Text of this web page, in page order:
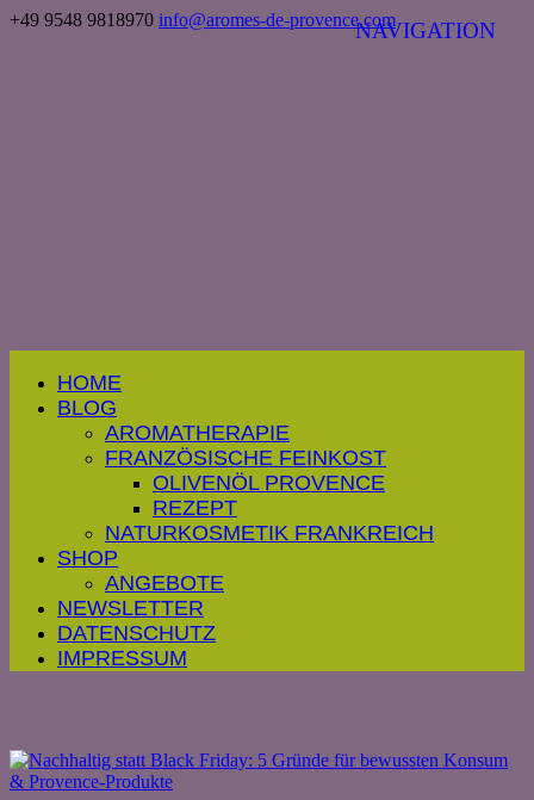
+49 9548 9818970 info@aromes-de-provence.com
HOME
BLOG
AROMATHERAPIE
FRANZÖSISCHE FEINKOST
OLIVENÖL PROVENCE
REZEPT
NATURKOSMETIK FRANKREICH
SHOP
ANGEBOTE
NEWSLETTER
DATENSCHUTZ
IMPRESSUM